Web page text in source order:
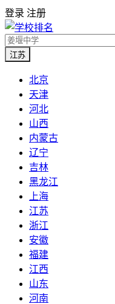
登录 注册
江苏
北京
天津
河北
山西
内蒙古
辽宁
吉林
黑龙江
上海
江苏
浙江
安徽
福建
江西
山东
河南